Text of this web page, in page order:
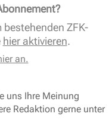
ZFK-
hier aktivieren.
an.
uns Ihre Meinung
Redaktion gerne unter